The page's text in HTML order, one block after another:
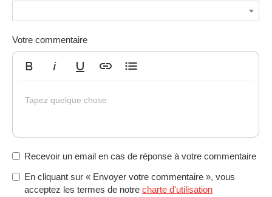
Votre commentaire
Tapez quelque chose
Recevoir un email en cas de réponse à votre commentaire
En cliquant sur « Envoyer votre commentaire », vous
acceptez les termes de notre charte d'utilisation